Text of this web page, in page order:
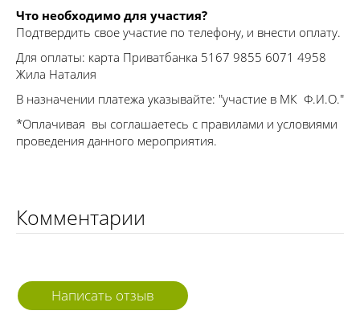
Что необходимо для участия?
Подтвердить свое участие по телефону, и внести оплату.
Для оплаты: карта Приватбанка 5167 9855 6071 4958
Жила Наталия
В назначении платежа указывайте: "участие в МК Ф.И.О."
*Оплачивая вы соглашаетесь с правилами и условиями
проведения данного мероприятия.
Комментарии
Написать отзыв